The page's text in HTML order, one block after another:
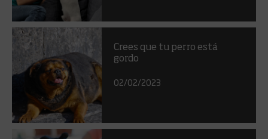
Crees que tu perro está
gordo
02/02/2023